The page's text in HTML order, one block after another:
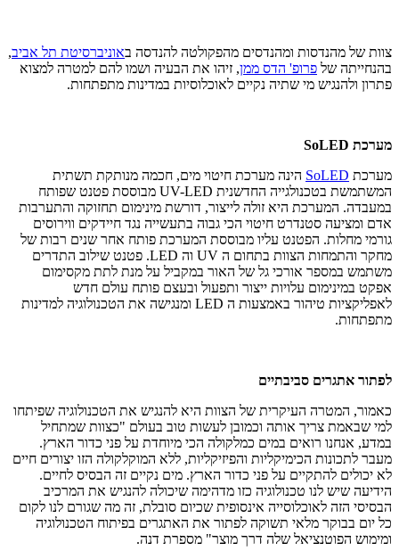
צוות של מהנדסות ומהנדסים מהפקולטה להנדסה באוניברסיטת תל אביב,
בהנחייתה של פרופ' הדס ממן, זיהו את הבעיה ושמו להם למטרה למצוא
פתרון ולהנגיש מי שתיה נקיים לאוכלוסיות במדינות מתפתחות.
מערכת SoLED
מערכת SoLED הינה מערכת חיטוי מים, חכמה מנותקת תשתית
המשתמשת בטכנולגייה החדשנית UV-LED מבוססת פטנט שפותח
במעבדה. המערכת היא זולה לייצור, דורשת מינימום תחזוקה והתערבות
אדם ומציעה סטנדרט חיטוי הכי גבוה בתעשייה נגד חיידקים ווירוסים
גורמי מחלות. הפטנט עליו מבוססת המערכת פותח אחר שנים רבות של
מחקר והתמחות הצוות בתחום ה UV וה LED. פטנט שילוב התדרים
משתמש במספר אורכי גל של האור במקביל על מנת לתת מקסימום
אפקט במינימום עלויות ייצור ותפעול ובעצם פותח עולם חדש
לאפליקציות טיהור באמצעות ה LED ומנגישה את הטכנולוגיה למדינות
מתפתחות.
לפתור אתגרים סביבתיים
כאמור, המטרה העיקרית של הצוות היא להנגיש את הטכנולוגיה שפיתחו
למי שבאמת צריך אותה וכמובן לעשות טוב בעולם "כצוות שמתחיל
במדע, אנחנו רואים במים כמלקולה הכי מיוחדת על פני כדור הארץ.
מעבר לתכונות הכימיקליות והפיזיקליות, ללא המוקלקולה הזו יצורים חיים
לא יכולים להתקיים על פני כדור הארץ. מים נקיים זה הבסיס לחיים.
הידיעה שיש לנו טכנולוגיה כזו מדהימה שיכולה להנגיש את המרכיב
הבסיסי הזה לאוכלוסייה אינסופית שכיום סובלת, זה מה שגורם לנו לקום
כל יום בבוקר מלאי תשוקה לפתור את האתגרים בפיתוח הטכנולוגיה
ומימוש הפוטנציאל שלה דרך מוצר" מספרת דנה.